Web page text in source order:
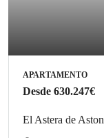
APARTAMENTO
Desde 630.247€
El Astera de